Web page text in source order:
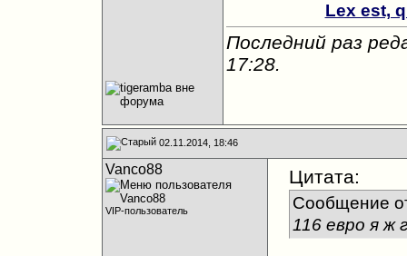
Lex est,
Последний раз
17:28.
02.11.2014, 18:46
Vanco88
VIP-пользователь
Цитата:
Сообщение
116 евро я ж